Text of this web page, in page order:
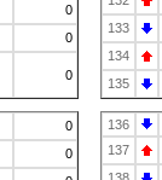
0
0
0
0
0
133
134
135
136
137